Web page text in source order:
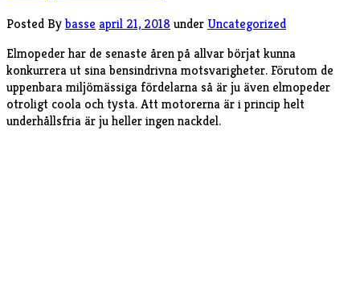
Posted Bybasse april 21, 2018 under Uncategorized
Elmopeder har de senaste åren på allvar börjat kunna
konkurrera ut sina bensindrivna motsvarigheter. Förutom de
uppenbara miljömässiga fördelarna så är ju även elmopeder
otroligt coola och tysta. Att motorerna är i princip helt
underhållsfria är ju heller ingen nackdel.